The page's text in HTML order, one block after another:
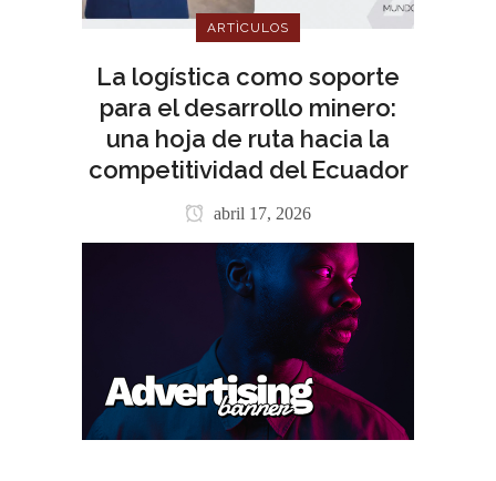
ARTÌCULOS
La logística como soporte
para el desarrollo minero:
una hoja de ruta hacia la
competitividad del Ecuador
abril 17, 2026